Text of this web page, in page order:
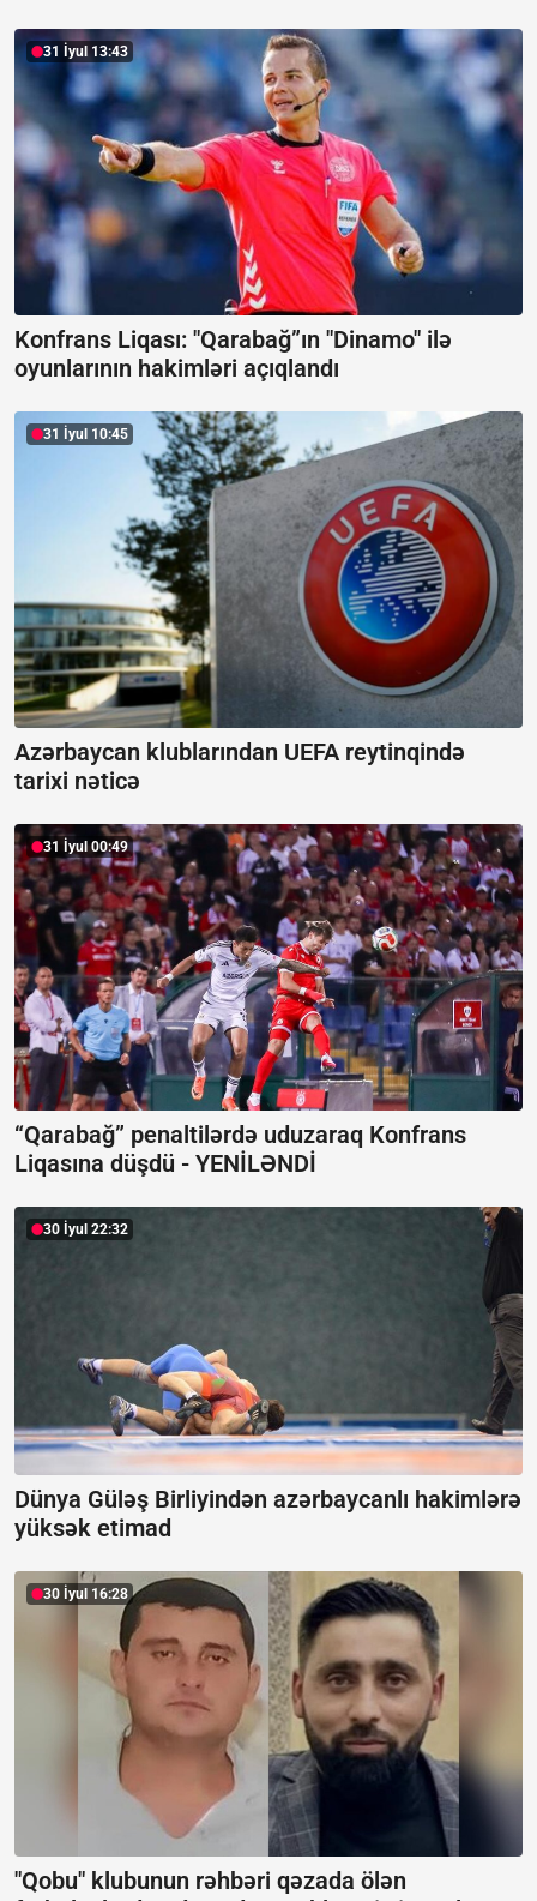
31 İyul 13:43
Konfrans Liqası: "Qarabağ”ın "Dinamo" ilə
oyunlarının hakimləri açıqlandı
31 İyul 10:45
Azərbaycan klublarından UEFA reytinqində
tarixi nəticə
31 İyul 00:49
“Qarabağ” penaltilərdə uduzaraq Konfrans
Liqasına düşdü - YENİLƏNDİ
30 İyul 22:32
Dünya Güləş Birliyindən azərbaycanlı hakimlərə
yüksək etimad
30 İyul 16:28
"Qobu" klubunun rəhbəri qəzada ölən